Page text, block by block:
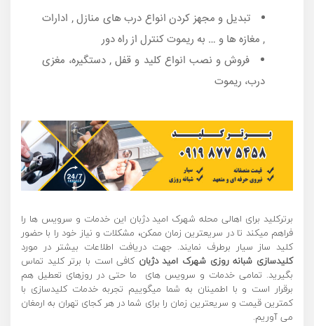
تبدیل و مجهز کردن انواع درب های منازل , ادارات
, مغازه ها و … به ریموت کنترل از راه دور
فروش و نصب انواع کلید و قفل , دستگیره، مغزی
درب، ریموت
برترکلید برای اهالی محله شهرک امید دژبان این خدمات و سرویس ها را
فراهم میکند تا در سریعترین زمان ممکن، مشکلات و نیاز خود را با حضور
کلید ساز سیار برطرف نمایند. جهت دریافت اطلاعات بیشتر در مورد
کلیدسازی شبانه روزی شهرک امید دژبان کافی است با برتر کلید تماس
بگیرید. تمامی خدمات و سرویس های ما حتی در روزهای تعطیل هم
برقرار است و با اطمینان به شما میگوییم تجربه خدمات کلیدسازی با
کمترین قیمت و سریعترین زمان را برای شما در هر کجای تهران به ارمغان
می آوریم.